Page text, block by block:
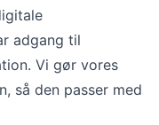
adgang til
Vi gør vores
så den passer med